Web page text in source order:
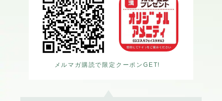
メルマガ購読で限定クーポンGET!